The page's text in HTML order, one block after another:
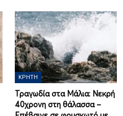
ΚΡΉΤΗ
Τραγωδία στα Μάλια: Νεκρή
40χρονη στη θάλασσα –